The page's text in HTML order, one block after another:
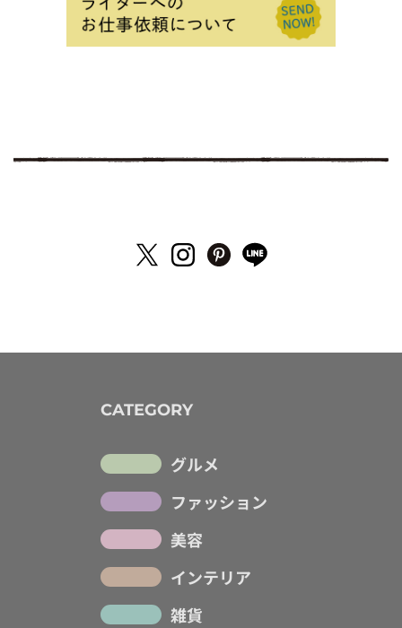
CATEGORY
グルメ
ファッション
美容
インテリア
雑貨